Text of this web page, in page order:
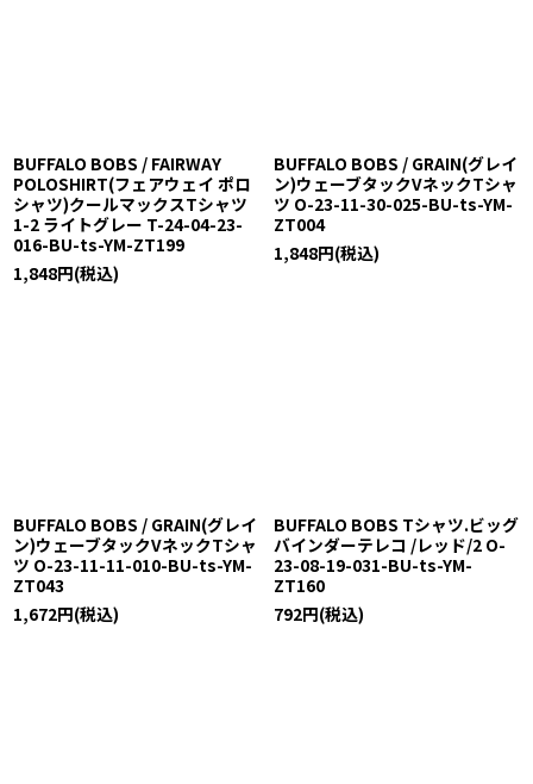
BUFFALO BOBS / FAIRWAY
POLOSHIRT(フェアウェイ ポロ
シャツ)クールマックスTシャツ
1-2 ライトグレー T-24-04-23-
016-BU-ts-YM-ZT199
1,848円(税込)
BUFFALO BOBS / GRAIN(グレイ
ン)ウェーブタックVネックTシャ
ツ O-23-11-30-025-BU-ts-YM-
ZT004
1,848円(税込)
BUFFALO BOBS / GRAIN(グレイ
ン)ウェーブタックVネックTシャ
ツ O-23-11-11-010-BU-ts-YM-
ZT043
1,672円(税込)
BUFFALO BOBS Tシャツ.ビッグ
バインダーテレコ /レッド/2 O-
23-08-19-031-BU-ts-YM-
ZT160
792円(税込)